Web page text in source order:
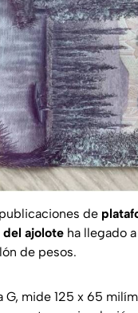
de
ajolote ha llegado
de pesos.
mide 125 x 65